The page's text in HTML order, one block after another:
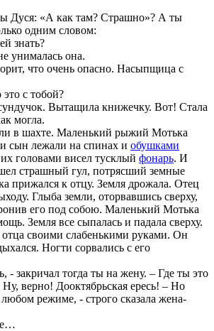
Дуся: «А как там? Страшно»? А ты
одним словом:
знать?
унималась она.
что очень опасно. Насыпщица с
с тобой?
Вытащила книжечку. Вот! Стала
могла.
в шахте. Маленький рыжий Мотька
сын лежали на спинах и обушками
головами висел тусклый фонарь. И
страшный гул, потрясший земные
прижался к отцу. Земля дрожала. Отец
Глыба земли, оторвавшись сверху,
его под собою. Маленький Мотька
Земля все сыпалась и падала сверху.
своими слабенькими руками. Он
Ногти сорвались с его
- закричал тогда ты на жену. – Где ты это
Ну, верно! Дооктябрьская ересь! – Но
любом режиме, - строго сказала жена-